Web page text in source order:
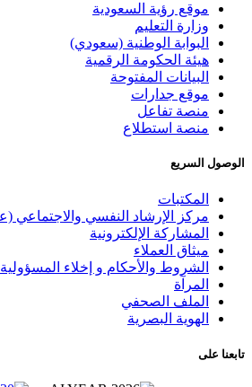
موقع رؤية السعودية
وزارة التعليم
البوابة الوطنية (سعودي)
هيئة الحكومة الرقمية
البيانات المفتوحة
موقع جدارات
منصة تفاعل
منصة استطلاع
الوصول السريع
المكتبات
مركز الإرشاد النفسي والاجتماعي
المشاركة الإلكترونية
ميثاق العملاء
الشروط والأحكام و إخلاء المسؤولية
المرآة
الملف الصحفي
الهوية البصرية
تابعنا على